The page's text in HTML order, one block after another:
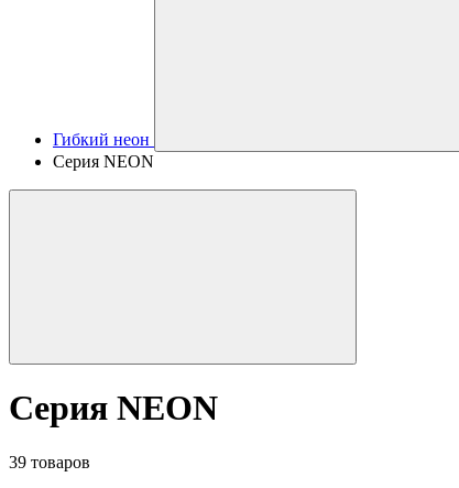
Гибкий неон
Серия NEON
Серия NEON
39 товаров